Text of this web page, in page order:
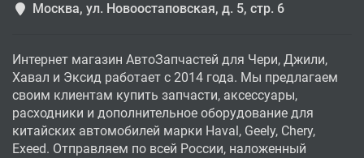
Москва, ул. Новоостаповская, д. 5, стр. 6
Интернет магазин АвтоЗапчастей для Чери, Джили,
Хавал и Эксид работает с 2014 года. Мы предлагаем
своим клиентам купить запчасти, аксессуары,
расходники и дополнительное оборудование для
китайских автомобилей марки Haval, Geely, Chery,
Exeed. Отправляем по всей России, наложенный